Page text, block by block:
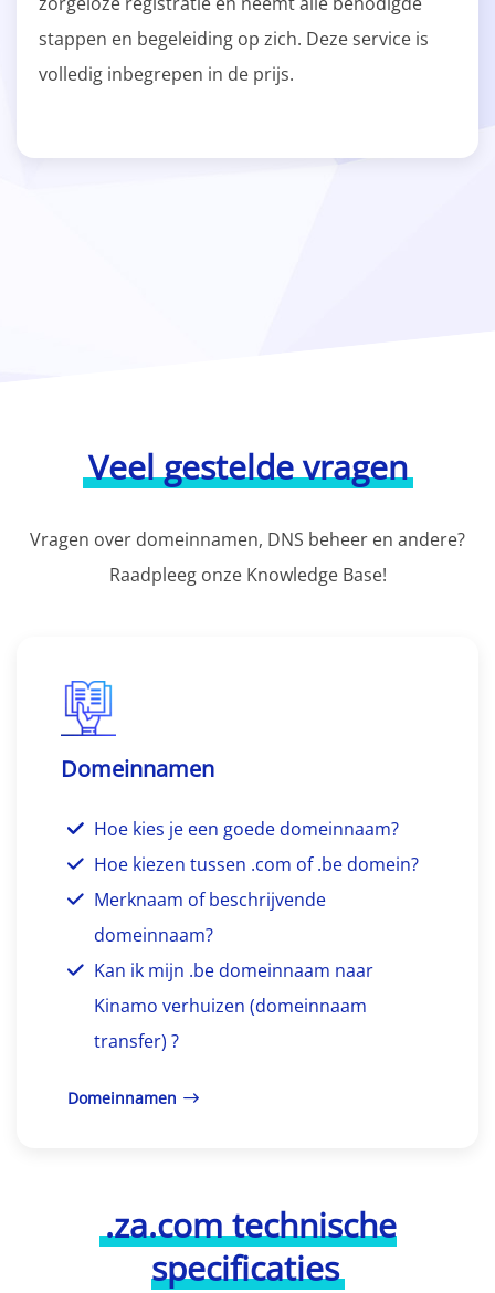
stappen en begeleiding op zich. Deze service is
volledig inbegrepen in de prijs.
Veel gestelde vragen
Vragen over domeinnamen, DNS beheer en andere?
Raadpleeg onze Knowledge Base!
Domeinnamen
Hoe kies je een goede domeinnaam?
Hoe kiezen tussen .com of .be domein?
Merknaam of beschrijvende
domeinnaam?
Kan ik mijn .be domeinnaam naar
Kinamo verhuizen (domeinnaam
transfer) ?
Domeinnamen
.za.com technische
specificaties